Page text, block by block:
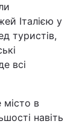
Італією у
туристів,
всі
місто в
навіть